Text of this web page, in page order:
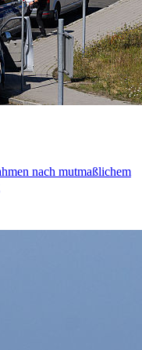
nach mutmaßlichem